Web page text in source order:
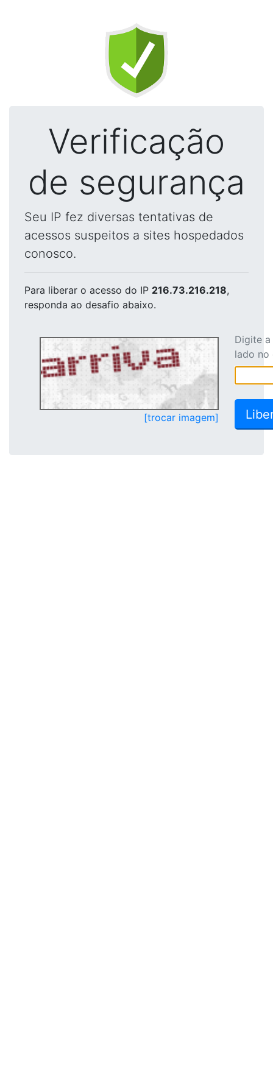
Verificação
de segurança
Seu IP fez diversas tentativas de
acessos suspeitos a sites hospedados
conosco.
Para liberar o acesso do IP 216.73.216.218,
responda ao desafio abaixo.
[trocar imagem]
Digite
lado no